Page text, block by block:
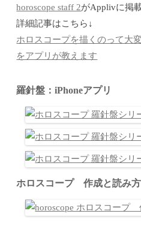
horoscope staff 2がApplivに掲
詳細記事はこちら↓
ホロスコープを描くのって大
をアプリが教えます
羅針盤：iPhoneアプリ
ホロスコープ 作成と読み方